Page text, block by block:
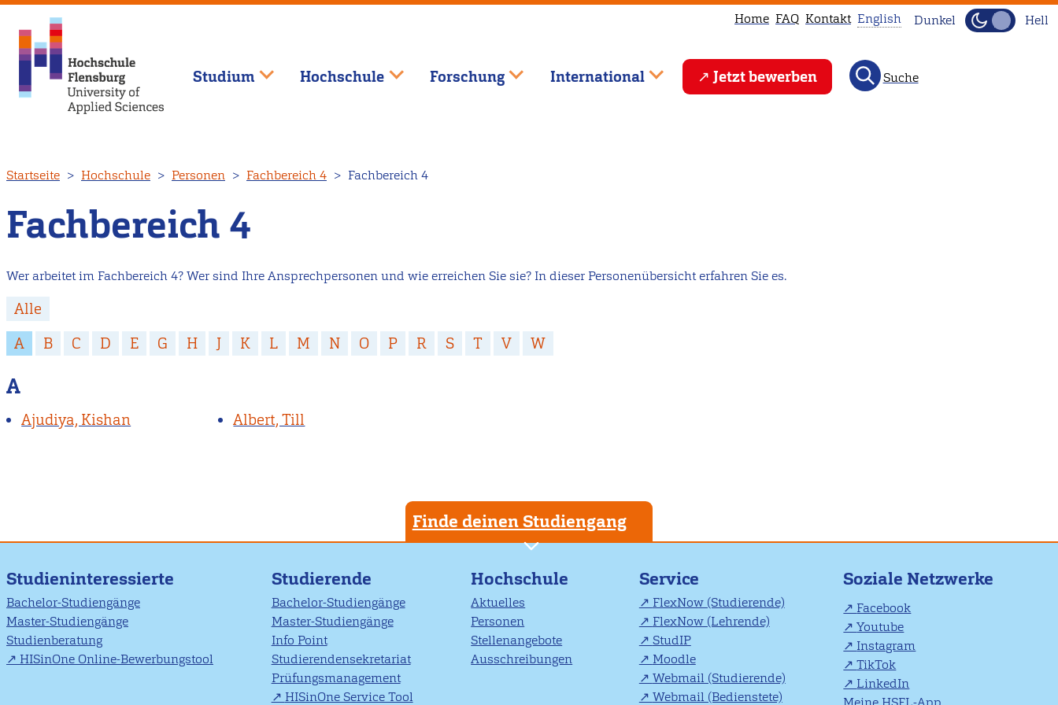
zum
Inhalt
Home FAQ Kontakt
This
page
English Dunkel Hell
Studium Hochschule Forschung International Jetzt bewerben Suche
Startseite Hochschule Personen Fachbereich 4 Fachbereich 4
Fachbereich 4
Wer arbeitet im Fachbereich 4? Wer sind Ihre Ansprechpersonen und wie erreichen Sie sie? In dieser Personenübersicht erfahren Sie es.
Alle
A
B C D E G H J K L M N O P R S T V W
A
Ajudiya, Kishan Albert, Till
Finde deinen Studiengang
Studieninteressierte
Bachelor-Studiengänge
Master-Studiengänge
Studienberatung
HISinOne Online-Bewerbungstool
Studierende
Bachelor-Studiengänge
Master-Studiengänge
Info Point
Studierendensekretariat
Prüfungsmanagement
HISinOne Service Tool
Hochschule
Aktuelles
Personen
Stellenangebote
Ausschreibungen
Service
FlexNow (Studierende)
FlexNow (Lehrende)
StudIP
Moodle
Webmail (Studierende)
Webmail (Bedienstete)
Soziale Netzwerke
Facebook
Youtube
Instagram
TikTok
LinkedIn